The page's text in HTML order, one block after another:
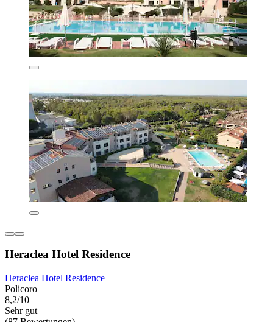
Heraclea Hotel Residence
Heraclea Hotel Residence
Policoro
8,2/10
Sehr gut